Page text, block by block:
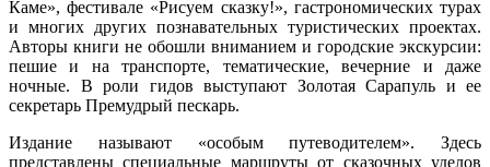
Каме», фестивале «Рисуем сказку!», гастрономических турах
и многих других познавательных туристических проектах.
Авторы книги не обошли вниманием и городские экскурсии:
пешие и на транспорте, тематические, вечерние и даже
ночные. В роли гидов выступают Золотая Сарапуль и ее
секретарь Премудрый пескарь.
Издание называют «особым путеводителем». Здесь
представлены специальные маршруты от сказочных уделов